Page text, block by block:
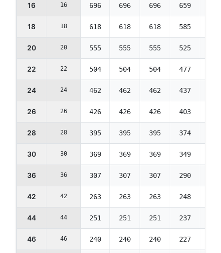
16 16 696 696 696 659
18 18 618 618 618 585
20 20 555 555 555 525
22 22 504 504 504 477
24 24 462 462 462 437
26 26 426 426 426 403
28 28 395 395 395 374
30 30 369 369 369 349
36 36 307 307 307 290
42 42 263 263 263 248
44 44 251 251 251 237
46 46 240 240 240 227